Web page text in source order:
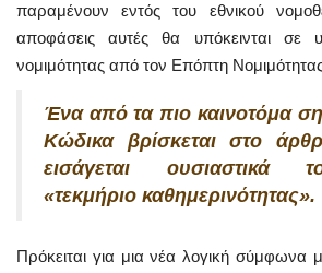
παραμένουν εντός του εθνικού
αποφάσεις αυτές θα υπόκεινται σε
νομιμότητας από τον Επόπτη
Ένα από τα πιο καινοτόμα
Κώδικα βρίσκεται στο
εισάγεται ουσιαστικά
«τεκμήριο καθημερινότητας».
Πρόκειται για μια νέα λογική σύμφωνα